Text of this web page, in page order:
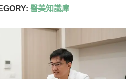
醫美知識庫